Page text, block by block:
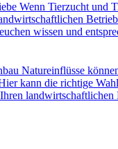
Wenn Tierzucht und
wissen und
Natureinflüsse
kann die richtige
landwirtschaftlichen